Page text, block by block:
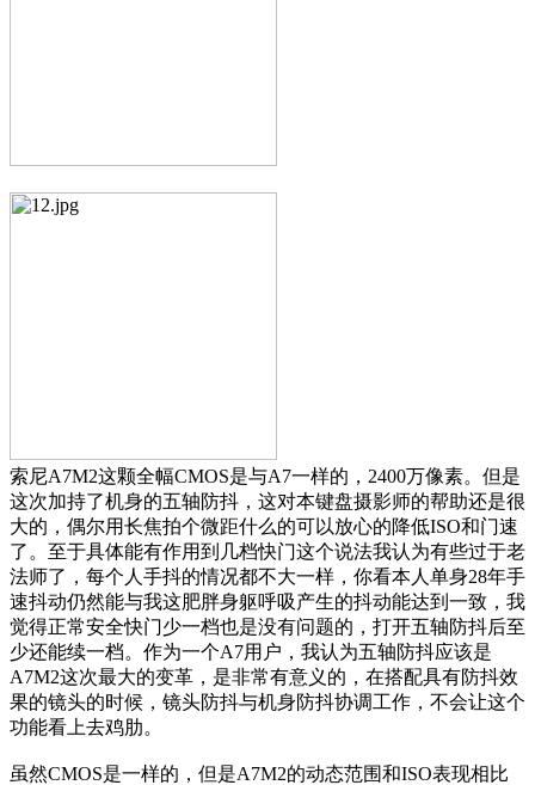
索尼A7M2这颗全幅CMOS是与A7一样的，2400万像素。但是
这次加持了机身的五轴防抖，这对本键盘摄影师的帮助还是很
大的，偶尔用长焦拍个微距什么的可以放心的降低ISO和门速
了。至于具体能有作用到几档快门这个说法我认为有些过于老
法师了，每个人手抖的情况都不大一样，你看本人单身28年手
速抖动仍然能与我这肥胖身躯呼吸产生的抖动能达到一致，我
觉得正常安全快门少一档也是没有问题的，打开五轴防抖后至
少还能续一档。作为一个A7用户，我认为五轴防抖应该是
A7M2这次最大的变革，是非常有意义的，在搭配具有防抖效
果的镜头的时候，镜头防抖与机身防抖协调工作，不会让这个
功能看上去鸡肋。
虽然CMOS是一样的，但是A7M2的动态范围和ISO表现相比